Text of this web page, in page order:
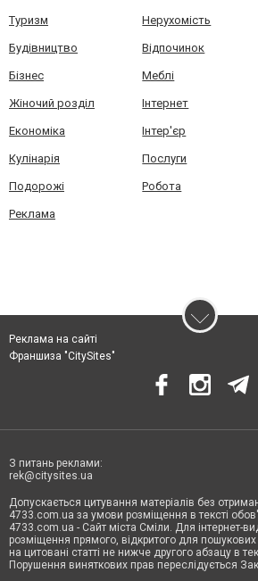
Туризм Нерухомість
Будівництво Відпочинок
Бізнес Меблі
Жіночий розділ Інтернет
Економіка Інтер'єр
Кулінарія Послуги
Подорожі Робота
Реклама
Реклама на сайті
Франшиза "CitySites"
З питань реклами:
rek@citysites.ua
Допускається цитування матеріалів без
4733.com.ua за умови розміщення в тексті
4733.com.ua - Сайт міста Сміли. Для інтернет-
розміщення прямого, відкритого для
на цитовані статті не нижче другого абзацу в
Порушення виняткових прав переслідується